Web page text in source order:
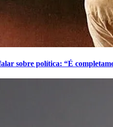
sobre política: “É